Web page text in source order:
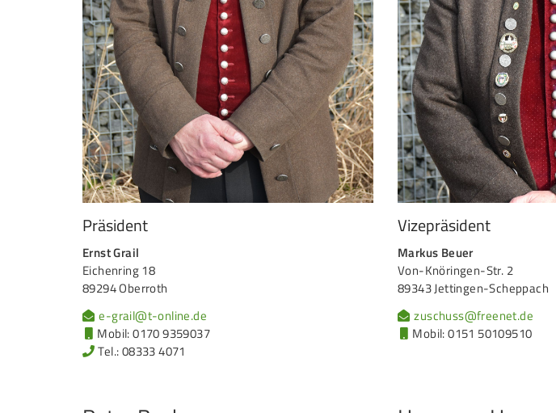
Präsident
Ernst Grail
Eichenring 18
89294 Oberroth
e-grail@t-online.de
Mobil: 0170 9359037
Tel.: 08333 4071
Vizepräsident
Markus Beuer
Von-Knöringen-Str. 2
89343 Jettingen-Scheppach
zuschuss@freenet.de
Mobil: 0151 50109510